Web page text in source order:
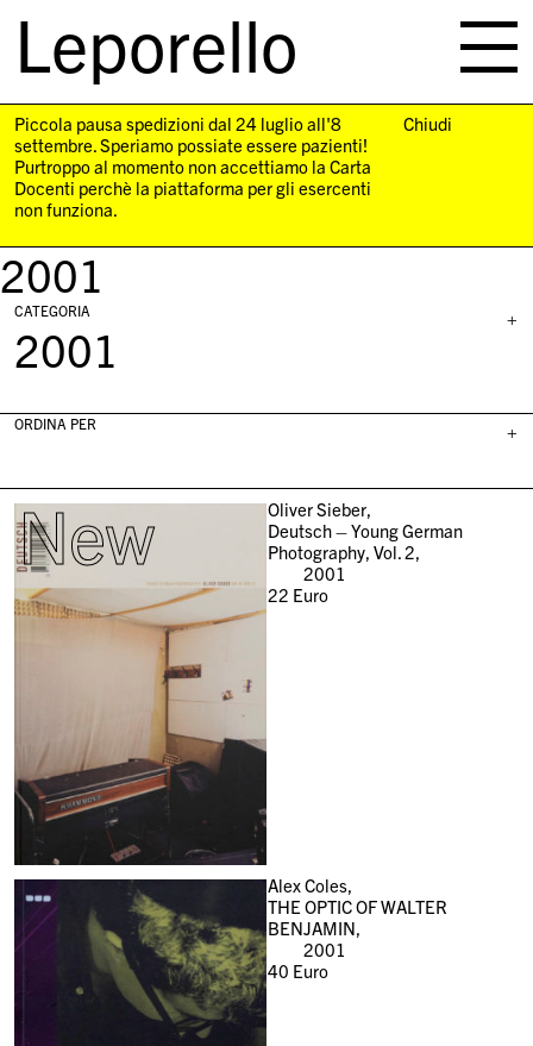
Leporello
navigation
Piccola pausa spedizioni dal 24 luglio all'8
settembre. Speriamo possiate essere pazienti!
Purtroppo al momento non accettiamo la Carta
Docenti perchè la piattaforma per gli esercenti
non funziona.
Chiudi
2001
+
CATEGORIA
2001
+
ORDINA PER
New
Oliver Sieber,
Deutsch – Young German
Photography, Vol. 2,
2001
22 Euro
Alex Coles,
THE OPTIC OF WALTER
BENJAMIN,
2001
40 Euro